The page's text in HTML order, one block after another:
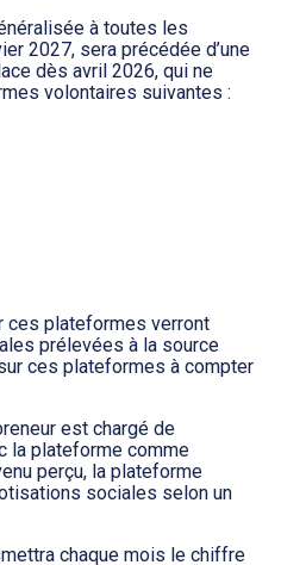
à toutes les
2027, sera précédée d’une
dès avril 2026, qui ne
volontaires suivantes :
ces plateformes verront
prélevées à la source
ces plateformes à compter
est chargé de
la plateforme comme
perçu, la plateforme
sociales selon un
chaque mois le chiffre